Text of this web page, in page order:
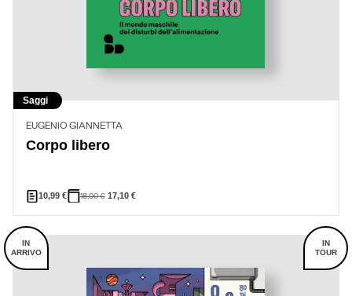
Saggi
EUGENIO GIANNETTA
Corpo libero
10,99€ 18,00€ 17,10 €
IN
ARRIVO
IN
TOUR